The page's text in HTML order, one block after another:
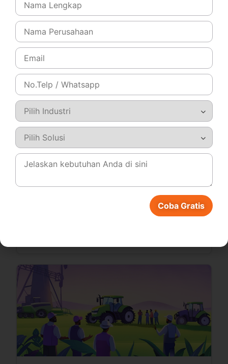
Climate Smart Agriculture: Definisi, Manfaat &
Tantangannya
31/07/2025
Langkah Efektif Membangkan Bisnis
Coba Gratis